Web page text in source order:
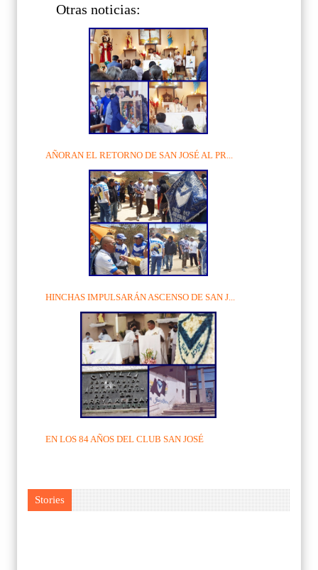
Otras noticias:
AÑORAN EL RETORNO DE SAN JOSÉ AL PR...
HINCHAS IMPULSARÁN ASCENSO DE SAN J...
EN LOS 84 AÑOS DEL CLUB SAN JOSÉ
Stories